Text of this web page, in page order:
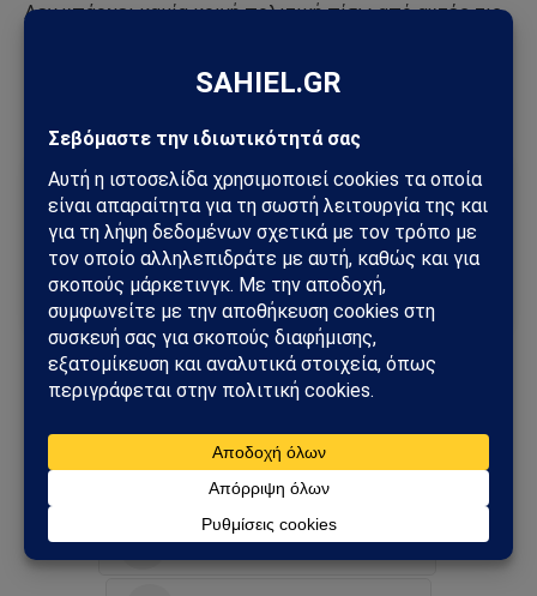
Δεν υπάρχει καμία κοινή πολιτική πίσω από αυτές τις
“ενεργούν για λόγους εθνικής αυτοάμυνας”.
Ακολούθησε το Sahiel στο Google News
Πρόσθεσε το Sahiel ως προτιμώμενη πηγή για να λαμβάνεις
πρώτος τις σημαντικότερες ειδήσεις και αναλύσεις.
Add as a preferred source
Φρουρών της Επανάστασης
Ακολουθήστε στο Instagram